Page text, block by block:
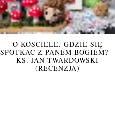
O KOŚCIELE. GDZIE SIĘ
SPOTKAĆ Z PANEM BOGIEM? –
KS. JAN TWARDOWSKI
(RECENZJA)